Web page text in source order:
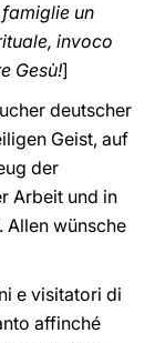
un
invoco
Gesù!]
deutscher
Geist, auf
der
Arbeit und in
Allen wünsche
e visitatori di
affinché